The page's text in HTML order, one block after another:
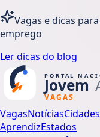
Vagas e dicas
emprego
Ler dicas do blog
VagasNotíciasCidades
AprendizEstados